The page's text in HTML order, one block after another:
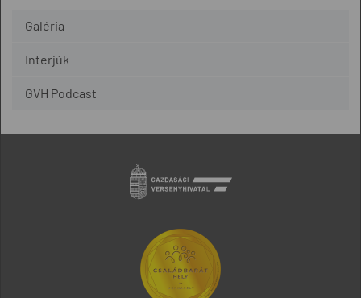
Galéria
Interjúk
GVH Podcast